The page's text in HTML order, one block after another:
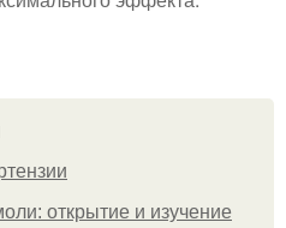
открытие и изучение